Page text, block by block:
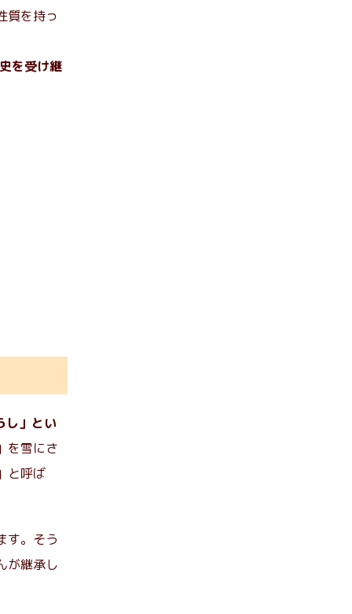
質を持っ
を受け継
し」とい
を雪にさ
と呼ば
す。そう
が継承し